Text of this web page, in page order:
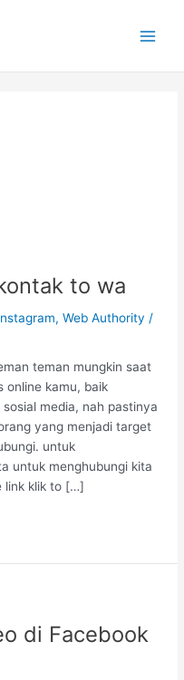
to wa
,Web Authority /
teman mungkin saat
online kamu, baik
media, nah pastinya
yang menjadi target
untuk
untuk menghubungi kita
link klik to […]
di Facebook